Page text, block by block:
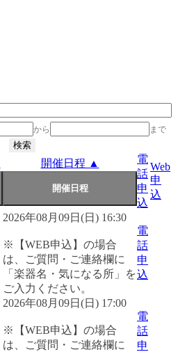
から まで
開催日程 ▲
電
話
申
込
Web
申
込
2026年08月09日(日) 16:30
※【WEB申込】の場合
は、ご質問・ご連絡欄に
「楽器名・気になる所」を
ご入力ください。
電
話
申
込
2026年08月09日(日) 17:00
※【WEB申込】の場合
は、ご質問・ご連絡欄に
電
話
申